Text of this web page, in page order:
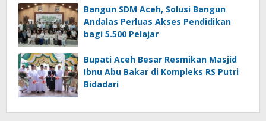
Bangun SDM Aceh, Solusi Bangun
Andalas Perluas Akses Pendidikan
bagi 5.500 Pelajar
Bupati Aceh Besar Resmikan Masjid
Ibnu Abu Bakar di Kompleks RS Putri
Bidadari